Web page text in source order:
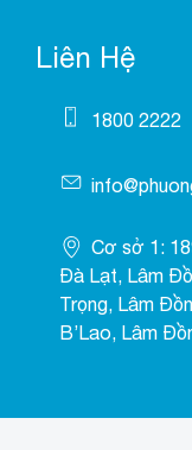
Liên Hệ
1800 2222
Cơ sở 1:
Đà Lạt, Lâm
Trọng, Lâm
B’Lao, Lâm